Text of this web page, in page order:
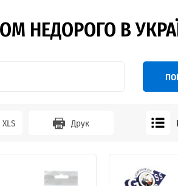
НЕДОРОГО В
Друк